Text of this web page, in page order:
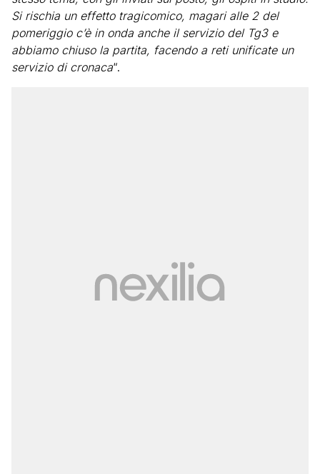
Si rischia un effetto tragicomico, magari alle 2 del
pomeriggio c’è in onda anche il servizio del Tg3 e
abbiamo chiuso la partita, facendo a reti unificate un
servizio di cronaca“.